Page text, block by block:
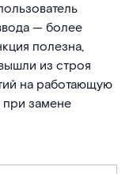
— более
полезна,
из строя
на работающую
при замене